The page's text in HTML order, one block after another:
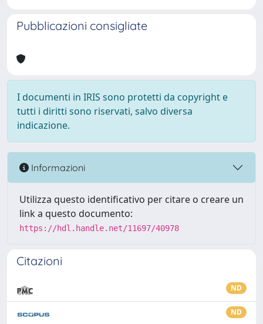
Pubblicazioni consigliate
I documenti in IRIS sono protetti da copyright e
tutti i diritti sono riservati, salvo diversa
indicazione.
Informazioni
Utilizza questo identificativo per citare o creare un
link a questo documento:
https://hdl.handle.net/11697/40978
Citazioni
ND
ND